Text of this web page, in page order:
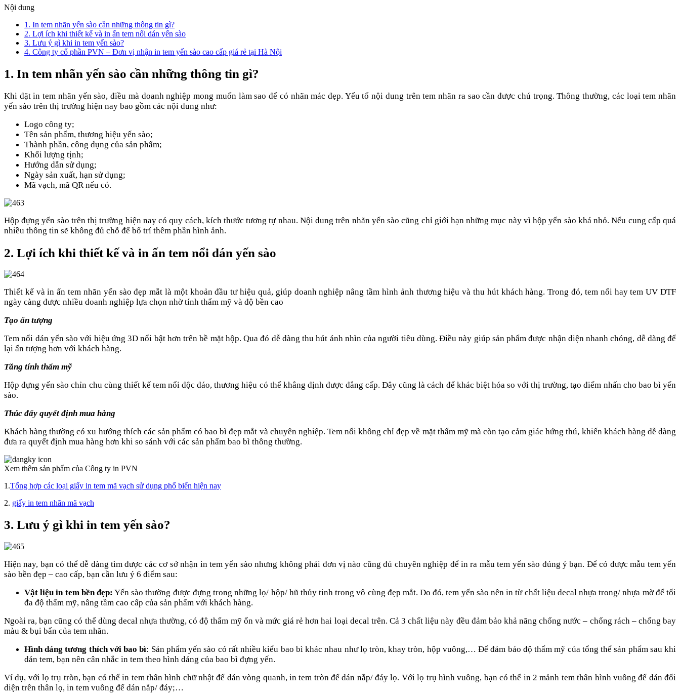
Nội dung
1. In tem nhãn yến sào cần những thông tin gì?
2. Lợi ích khi thiết kế và in ấn tem nổi dán yến sào
3. Lưu ý gì khi in tem yến sào?
4. Công ty cổ phần PVN – Đơn vị nhận in tem yến sào cao cấp giá rẻ tại Hà Nội
1. In tem nhãn yến sào cần những thông tin gì?
Khi đặt in tem nhãn yến sào, điều mà doanh nghiệp mong muốn làm sao để có nhãn mác đẹp. Yếu tố nội dung trên tem nhãn ra sao cần được chú trọng. Thông thường, các loại tem nhãn
yến sào trên thị trường hiện nay bao gồm các nội dung như:
Logo công ty;
Tên sản phẩm, thương hiệu yến sào;
Thành phần, công dụng của sản phẩm;
Khối lượng tịnh;
Hướng dẫn sử dụng;
Ngày sản xuất, hạn sử dụng;
Mã vạch, mã QR nếu có.
Hộp đựng yến sào trên thị trường hiện nay có quy cách, kích thước tương tự nhau. Nội dung trên nhãn yến sào cũng chỉ giới hạn những mục này vì hộp yến sào khá nhỏ. Nếu cung cấp quá
nhiều thông tin sẽ không đủ chỗ để bố trí thêm phần hình ảnh.
2. Lợi ích khi thiết kế và in ấn tem nổi dán yến sào
Thiết kế và in ấn tem nhãn yến sào đẹp mắt là một khoản đầu tư hiệu quả, giúp doanh nghiệp nâng tầm hình ảnh thương hiệu và thu hút khách hàng. Trong đó, tem nổi hay tem UV DTF
ngày càng được nhiều doanh nghiệp lựa chọn nhờ tính thẩm mỹ và độ bền cao
Tạo ấn tượng
Tem nổi dán yến sào với hiệu ứng 3D nổi bật hơn trên bề mặt hộp. Qua đó dễ dàng thu hút ánh nhìn của người tiêu dùng. Điều này giúp sản phẩm được nhận diện nhanh chóng, dễ dàng để
lại ấn tượng hơn với khách hàng.
Tăng tính thẩm mỹ
Hộp đựng yến sào chỉn chu cùng thiết kế tem nổi độc đáo, thương hiệu có thể khẳng định được đẳng cấp. Đây cũng là cách để khác biệt hóa so với thị trường, tạo điểm nhấn cho bao bì yến
sào.
Thúc đẩy quyết định mua hàng
Khách hàng thường có xu hướng thích các sản phẩm có bao bì đẹp mắt và chuyên nghiệp. Tem nổi không chỉ đẹp về mặt thẩm mỹ mà còn tạo cảm giác hứng thú, khiến khách hàng dễ dàng
đưa ra quyết định mua hàng hơn khi so sánh với các sản phẩm bao bì thông thường.
Xem thêm sản phẩm của Công ty in PVN
1.Tổng hợp các loại giấy in tem mã vạch sử dụng phổ biến hiện nay
2. giấy in tem nhãn mã vạch
3. Lưu ý gì khi in tem yến sào?
Hiện nay, bạn có thể dễ dàng tìm được các cơ sở nhận in tem yến sào nhưng không phải đơn vị nào cũng đủ chuyên nghiệp để in ra mẫu tem yến sào đúng ý bạn. Để có được mẫu tem yến
sào bền đẹp – cao cấp, bạn cần lưu ý 6 điểm sau:
Vật liệu in tem bền đẹp: Yến sào thường được đựng trong những lọ/ hộp/ hũ thủy tinh trong vô cùng đẹp mắt. Do đó, tem yến sào nên in từ chất liệu decal nhựa trong/ nhựa mờ để tối
đa độ thẩm mỹ, nâng tầm cao cấp của sản phẩm với khách hàng.
Ngoài ra, bạn cũng có thể dùng decal nhựa thường, có độ thẩm mỹ ổn và mức giá rẻ hơn hai loại decal trên. Cả 3 chất liệu này đều đảm bảo khả năng chống nước – chống rách – chống bay
màu & bụi bẩn của tem nhãn.
Hình dáng tương thích với bao bì: Sản phẩm yến sào có rất nhiều kiểu bao bì khác nhau như lọ tròn, khay tròn, hộp vuông,… Để đảm bảo độ thẩm mỹ của tổng thể sản phẩm sau khi
dán tem, bạn nên cân nhắc in tem theo hình dáng của bao bì đựng yến.
Ví dụ, với lọ trụ tròn, bạn có thể in tem thân hình chữ nhật để dán vòng quanh, in tem tròn để dán nắp/ đáy lọ. Với lọ trụ hình vuông, bạn có thể in 2 mảnh tem thân hình vuông để dán đối
diện trên thân lọ, in tem vuông để dán nắp/ đáy;…